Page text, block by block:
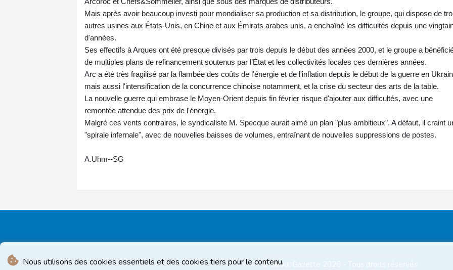
Nous utilisons des cookies essentiels et des cookies tiers pour le contenu.
Mais après avoir beaucoup investi pour mondialiser sa production et sa distribution, le groupe, qui dispose de
autres usines aux États-Unis, en Chine et aux Émirats arabes unis, a enchaîné les difficultés depuis une
d'années.
Ses effectifs à Arques ont été presque divisés par trois depuis le début des années 2000, et le groupe a
de multiples plans de refinancement soutenus par l’État et les collectivités locales ces dernières années.
Arc a été très fragilisé par la flambée des coûts de l'énergie et de l'inflation depuis le début de la guerre en
mais aussi l'intensification de la concurrence chinoise notamment, et la crise du secteur des arts de la table.
La nouvelle guerre qui embrase le Moyen-Orient depuis fin février risque d'ajouter aux difficultés, avec une
remontée attendue des prix de l'énergie.
Malgré ces vents contraires, le syndicaliste M. Specque aurait aimé un plan "plus ambitieux". A défaut, il craint
"spirale infernale", avec de nouvelles baisses de volumes, entraînant de nouvelles suppressions de postes.
A.Uhm--SG
© Seoul Gazette 2026 - Tous droits réservés